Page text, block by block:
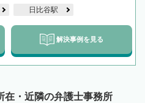
日比谷駅
解決事例を見る
在・近隣の弁護士事務所